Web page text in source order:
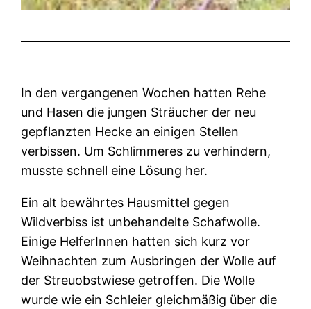
In den vergangenen Wochen hatten Rehe
und Hasen die jungen Sträucher der neu
gepflanzten Hecke an einigen Stellen
verbissen. Um Schlimmeres zu verhindern,
musste schnell eine Lösung her.
Ein alt bewährtes Hausmittel gegen
Wildverbiss ist unbehandelte Schafwolle.
Einige HelferInnen hatten sich kurz vor
Weihnachten zum Ausbringen der Wolle auf
der Streuobstwiese getroffen. Die Wolle
wurde wie ein Schleier gleichmäßig über die